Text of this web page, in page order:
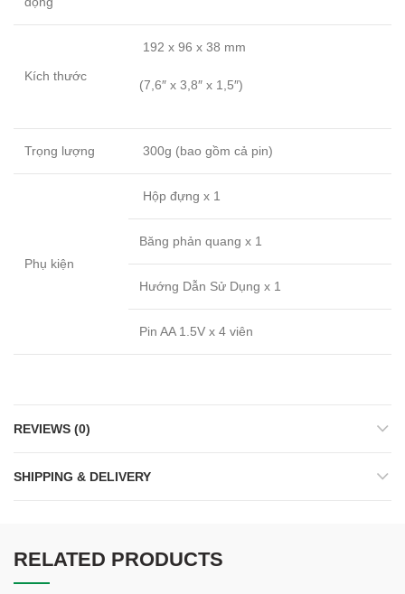
Kích thước
192 x 96 x 38 mm
(7,6″ x 3,8″ x 1,5″)
Trọng lượng 300g (bao gồm cả pin)
Phụ kiện
Hộp đựng x 1
Băng phản quang x 1
Hướng Dẫn Sử Dụng x 1
Pin AA 1.5V x 4 viên
REVIEWS (0)
SHIPPING & DELIVERY
RELATED PRODUCTS